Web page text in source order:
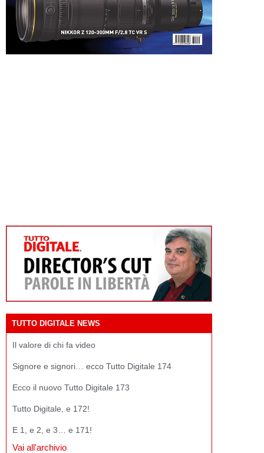
TUTTO DIGITALE NEWS
Il valore di chi fa video
Signore e signori… ecco Tutto Digitale 174
Ecco il nuovo Tutto Digitale 173
Tutto Digitale, e 172!
E 1, e 2, e 3… e 171!
Vai all'archivio